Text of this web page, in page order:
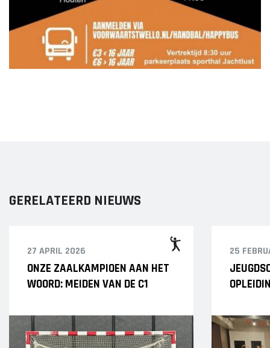
GERELATEERD NIEUWS
27 APRIL 2026
ONZE ZAALKAMPIOEN AAN HET
WOORD: MEIDEN VAN DE C1
25